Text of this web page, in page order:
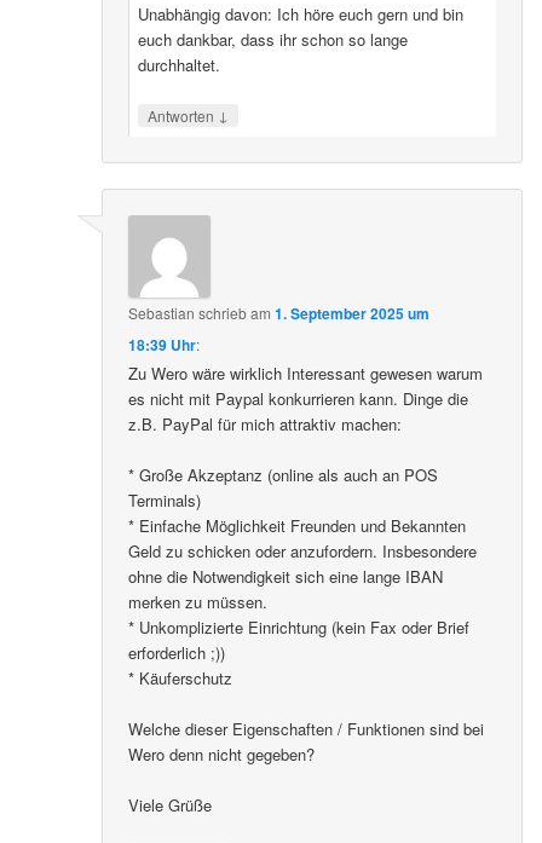
Unabhängig davon: Ich höre euch gern und bin
euch dankbar, dass ihr schon so lange
durchhaltet.
Antworten ↓
Sebastian schriebam1. September 2025 um
18:39 Uhr:
Zu Wero wäre wirklich Interessant gewesen warum
es nicht mit Paypal konkurrieren kann. Dinge die
z.B. PayPal für mich attraktiv machen:
* Große Akzeptanz (online als auch an POS
Terminals)
* Einfache Möglichkeit Freunden und Bekannten
Geld zu schicken oder anzufordern. Insbesondere
ohne die Notwendigkeit sich eine lange IBAN
merken zu müssen.
* Unkomplizierte Einrichtung (kein Fax oder Brief
erforderlich ;))
* Käuferschutz
Welche dieser Eigenschaften / Funktionen sind bei
Wero denn nicht gegeben?
Viele Grüße